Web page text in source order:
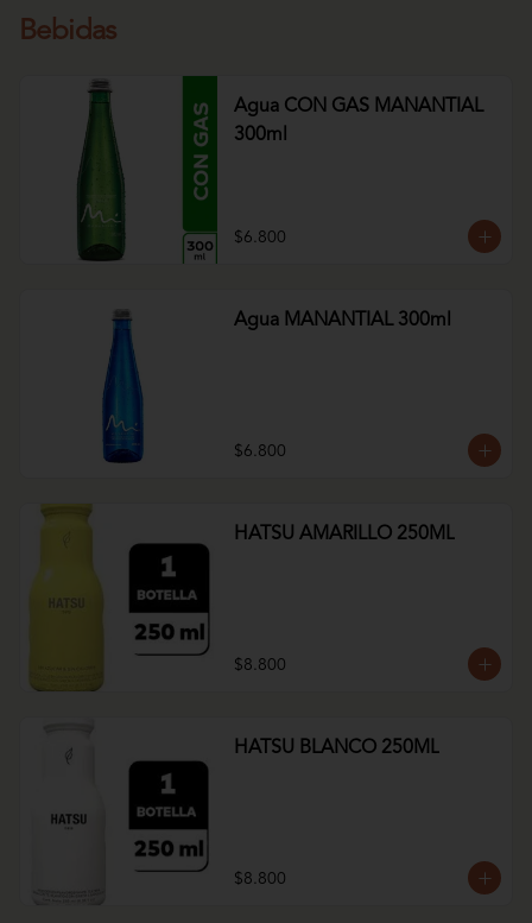
Bebidas
Agua CON GAS MANANTIAL
300ml
$6.800
Agua MANANTIAL 300ml
$6.800
HATSU AMARILLO 250ML
$8.800
HATSU BLANCO 250ML
$8.800